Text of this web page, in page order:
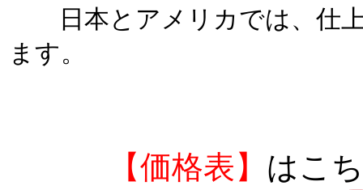
日本とアメリカでは、仕上
ます。
【価格表】 はこ